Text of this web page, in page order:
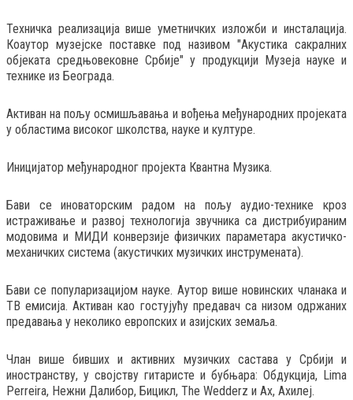
Техничка реализација више уметничких изложби и инсталација.
Коаутор музејске поставке под називом "Акустика сакралних
објеката средњовековне Србије" у продукцији Музеја науке и
технике из Београда.
Активан на пољу осмишљавања и вођења међународних пројеката
у областима високог школства, науке и културе.
Иницијатор међународног пројекта Квантна Музика.
Бави се иноваторским радом на пољу аудио-технике кроз
истраживање и развој технологија звучника са дистрибуираним
модовима и МИДИ конверзије физичких параметара акустичко-
механичких система (акустичких музичких инструмената).
Бави се популаризацијом науке. Аутор више новинских чланака и
ТВ емисија. Активан као гостујућу предавач са низом одржаних
предавања у неколико европских и азијских земаља.
Члан више бивших и активних музичких састава у Србији и
иностранству, у својству гитаристе и бубњара: Обдукција, Lima
Perreira, Нежни Далибор, Бицикл, The Wedderz и Ах, Ахилеј.